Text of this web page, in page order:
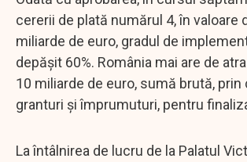
cererii de plată numărul 4, în valoare
miliarde de euro, gradul de
depăşit 60%. România mai are de
10 miliarde de euro, sumă brută, prin
granturi și împrumuturi, pentru
La întâlnirea de lucru de la Palatul